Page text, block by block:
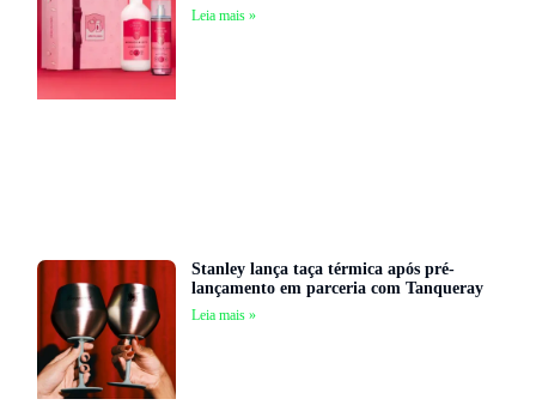
Leia mais »
Stanley lança taça térmica após pré-
lançamento em parceria com Tanqueray
Leia mais »